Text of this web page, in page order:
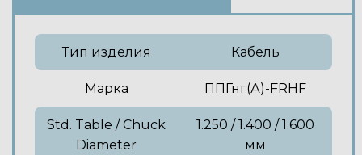
Тип изделия Кабель
Марка ППГнг(А)-FRHF
Std. Table / Chuck
Diameter
1.250 / 1.400 / 1.600
мм